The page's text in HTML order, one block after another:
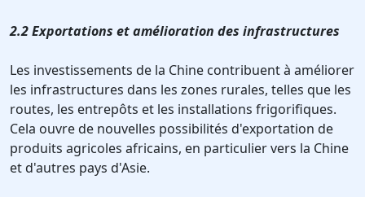
2.2 Exportations et amélioration des infrastructures
Les investissements de la Chine contribuent à améliorer
les infrastructures dans les zones rurales, telles que les
routes, les entrepôts et les installations frigorifiques.
Cela ouvre de nouvelles possibilités d'exportation de
produits agricoles africains, en particulier vers la Chine
et d'autres pays d'Asie.